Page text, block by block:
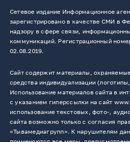
Сетевое издание Информационное
зарегистрировано в качестве СМИ в
надзору в сфере связи,
коммуникаций. Регистрационный
02.08.2019.
Сайт содержит материалы,
средства индивидуализации
Использование материалов сайта в
с указанием гиперссылки на сайт
использование текстовых, фото-,
сайта возможно только с согласия
«Тывамедиагрупп». К нарушителям